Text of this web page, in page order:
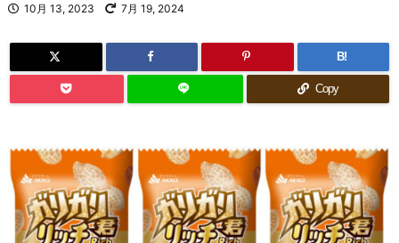
10月 13, 2023 7月 19, 2024
B!
Copy